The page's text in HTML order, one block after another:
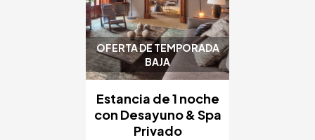
Costa Blanca, España
Ámsterdam, Países Bajos
OFERTA DE TEMPORADA
BAJA
Estancia de 1 noche
con Desayuno & Spa
Privado